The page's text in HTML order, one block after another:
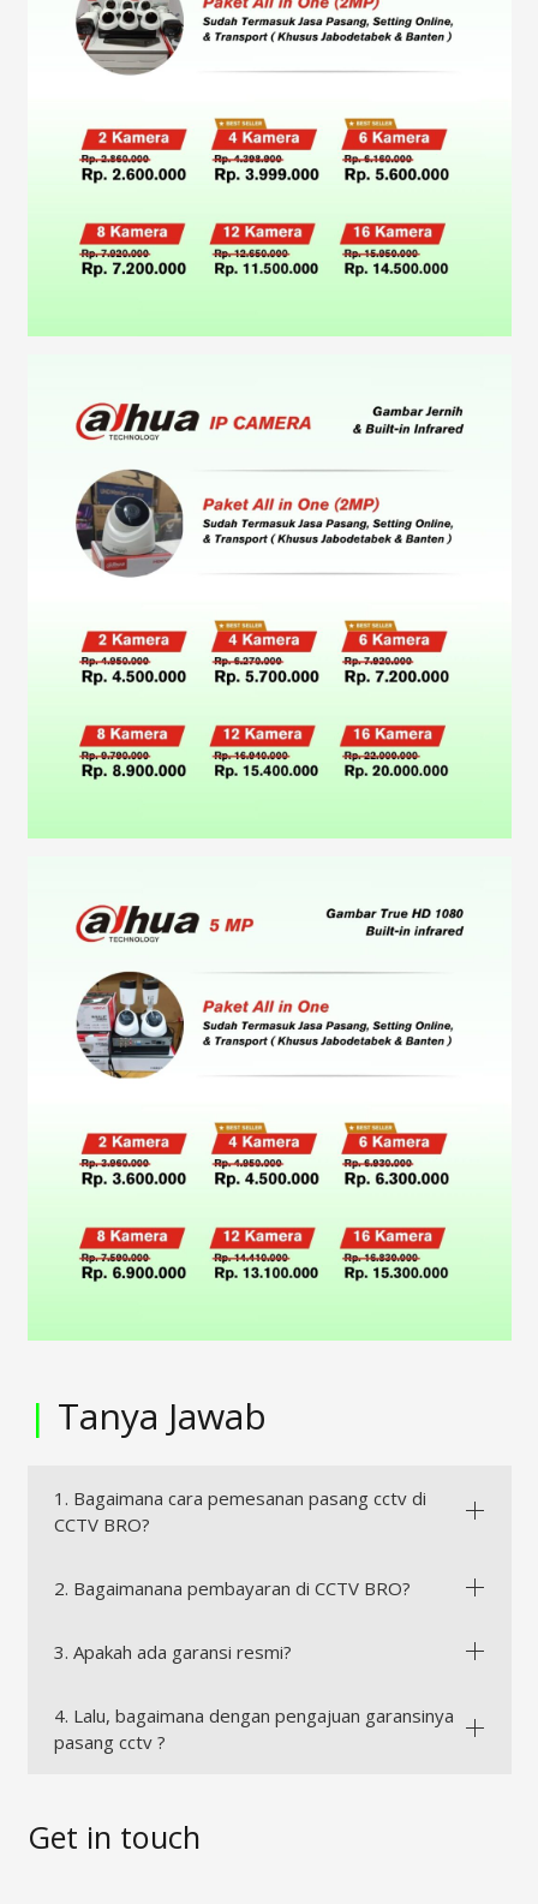
| Tanya Jawab
1. Bagaimana cara pemesanan pasang cctv di
CCTV BRO?
2. Bagaimanana pembayaran di CCTV BRO?
3. Apakah ada garansi resmi?
4. Lalu, bagaimana dengan pengajuan garansinya
pasang cctv ?
Get in touch